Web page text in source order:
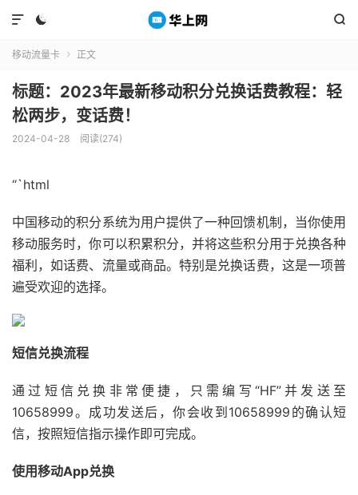
 

移动流量卡  正文
标题：2023年最新移动积分兑换话费教程：轻
松两步，变话费！
2024-04-28 阅读(274)
“`html
中国移动的积分系统为用户提供了一种回馈机制，当你使用
移动服务时，你可以积累积分，并将这些积分用于兑换各种
福利，如话费、流量或商品。特别是兑换话费，这是一项普
遍受欢迎的选择。
短信兑换流程
通过短信兑换非常便捷，只需编写“HF”并发送至
10658999。成功发送后，你会收到10658999的确认短
信，按照短信指示操作即可完成。
使用移动App兑换